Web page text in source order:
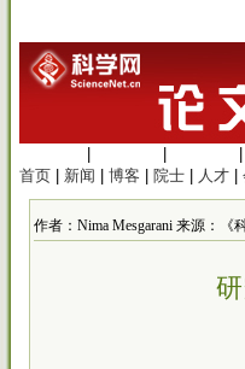
首页
新闻 博客 院士 人才
作者：Nima Mesgarani 来源：《